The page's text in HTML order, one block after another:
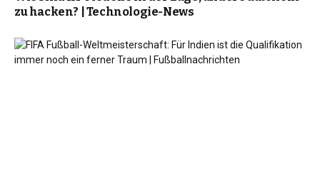
zu hacken? | Technologie-News